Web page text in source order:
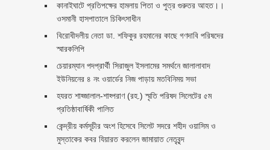
কানাইঘাটে প্রতিপক্ষের হামলায় পিতা ও পুত্র গুরুতর আহত।।
ওসমানী হাসপাতালে চিকিৎসাধীন
বিরোধীদলীয় নেতা ডা. শফিকুর রহমানের কাছে গণদাবি পরিষদের
স্মারকলিপি ‎
চেয়ারম্যান পদপ্রার্থী সিরাজুল ইসলামের সমর্থনে জালালাবাদ
ইউনিয়নের ৪ নং ওয়ার্ডের নিজ পাড়ায় মতবিনিময় সভা
হযরত শাহ্জালাল-শাহ্পরাণ (রহ.) স্মৃতি পরিষদ সিলেটের ৫ম
প্রতিষ্ঠাবার্ষিকী পালিত ‎​
কেন্দ্রীয় কর্মসূচীর অংশ হিসেবে সিলেট সদরে শহীদ ওয়াসিম ও
মুস্তাকের কবর যিয়ারত করলেন জামায়াত নেতৃবৃন্দ ‎